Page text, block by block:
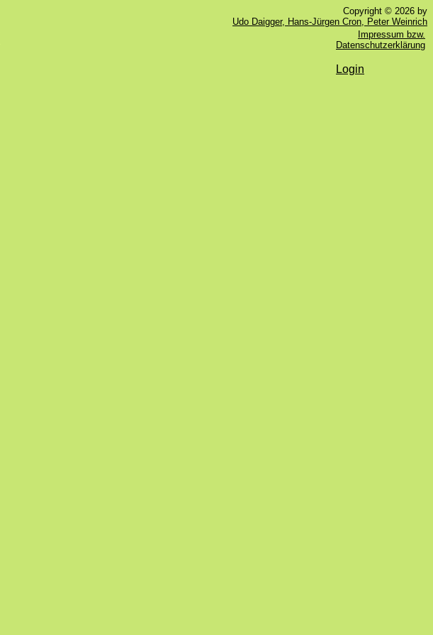
Copyright © 2026 by
Udo Daigger, Hans-Jürgen Cron, Peter Weinrich
Impressum bzw.
Datenschutzerklärung
Login